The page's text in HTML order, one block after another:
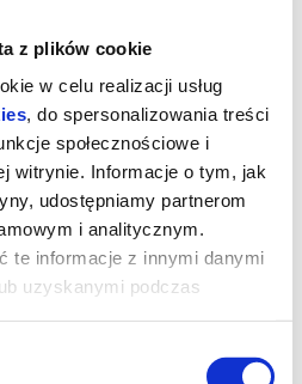
z plików cookie
w celu realizacji usług
, do spersonalizowania treści
społecznościowe i
witrynie. Informacje o tym, jak
udostępniamy partnerom
i analitycznym.
te informacje z innymi danymi
uzyskanymi podczas
słońce
„Przekleństw niewinności”
i nowatorskim charakterem
na niemieckiej wsi. Filmowa
„Chłopki” Joanny Kuciel-